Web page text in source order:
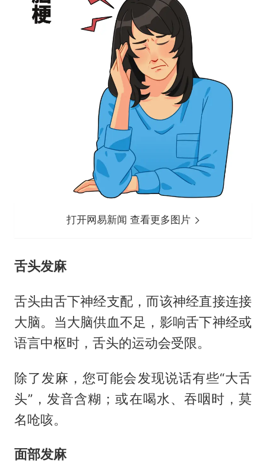
打开网易新闻 查看更多图片
舌头发麻
舌头由舌下神经支配，而该神经直接连接
大脑。当大脑供血不足，影响舌下神经或
语言中枢时，舌头的运动会受限。
除了发麻，您可能会发现说话有些“大舌
头”，发音含糊；或在喝水、吞咽时，莫
名呛咳。
面部发麻